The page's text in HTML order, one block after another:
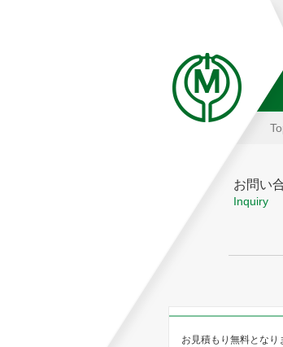
お問い
Inquiry
お見積もり無料となり